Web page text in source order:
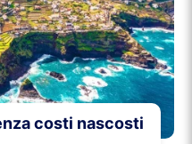
costi nascosti